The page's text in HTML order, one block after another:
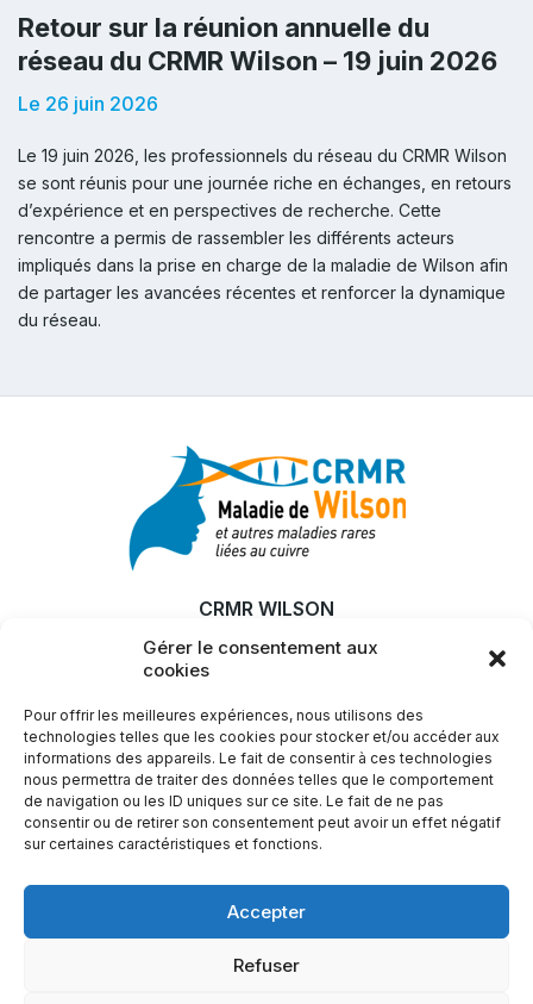
Gérer le consentement aux
cookies
Pour offrir les meilleures expériences, nous utilisons des
technologies telles que les cookies pour stocker et/ou accéder aux
informations des appareils. Le fait de consentir à ces technologies
nous permettra de traiter des données telles que le comportement
de navigation ou les ID uniques sur ce site. Le fait de ne pas
consentir ou de retirer son consentement peut avoir un effet négatif
sur certaines caractéristiques et fonctions.
Accepter
Refuser
Retour sur la réunion annuelle du
réseau du CRMR Wilson – 19 juin 2026
Le 26 juin 2026
Le 19 juin 2026, les professionnels du réseau du CRMR Wilson
se sont réunis pour une journée riche en échanges, en retours
d’expérience et en perspectives de recherche. Cette
rencontre a permis de rassembler les différents acteurs
impliqués dans la prise en charge de la maladie de Wilson afin
de partager les avancées récentes et renforcer la dynamique
du réseau.
CRMR WILSON
MALADIE
ACTUALITÉS
SFEMW
LIENS UTILES
Nous contacter